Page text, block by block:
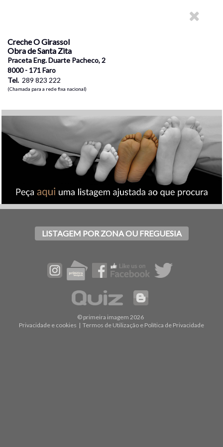
Creche O Girassol
Obra de Santa Zita
Praceta Eng. Duarte Pacheco, 2
8000 - 171 Faro
Tel. 289 823 222
(Chamada para a rede fixa nacional)
LISTAGEM POR ZONA OU FREGUESIA
© primeira imagem 2026
Privacidade e cookies | Termos de Utilização e Política de Privacidade